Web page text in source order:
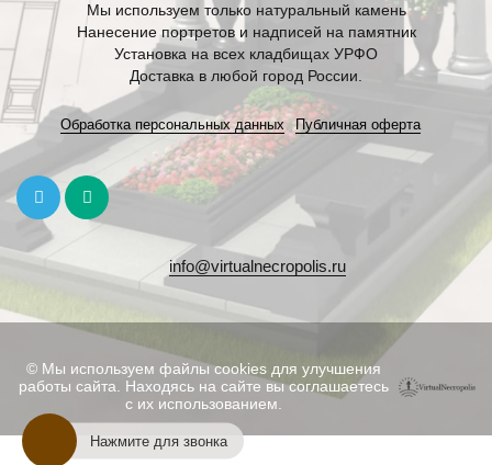
Мы используем только натуральный камень
Нанесение портретов и надписей на памятник
Установка на всех кладбищах УРФО
Доставка в любой город России.
Обработка персональных данных Публичная оферта
info@virtualnecropolis.ru
© Мы используем файлы cookies для улучшения
работы сайта. Находясь на сайте вы соглашаетесь
с их использованием.
Нажмите для звонка